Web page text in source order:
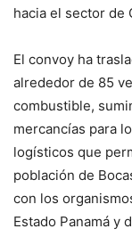
hacia el sector de
El convoy ha
alrededor de 85
combustible,
mercancías para
logísticos que
población de
con los
Estado Panamá y